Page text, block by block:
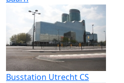
Busstation Utrecht CS